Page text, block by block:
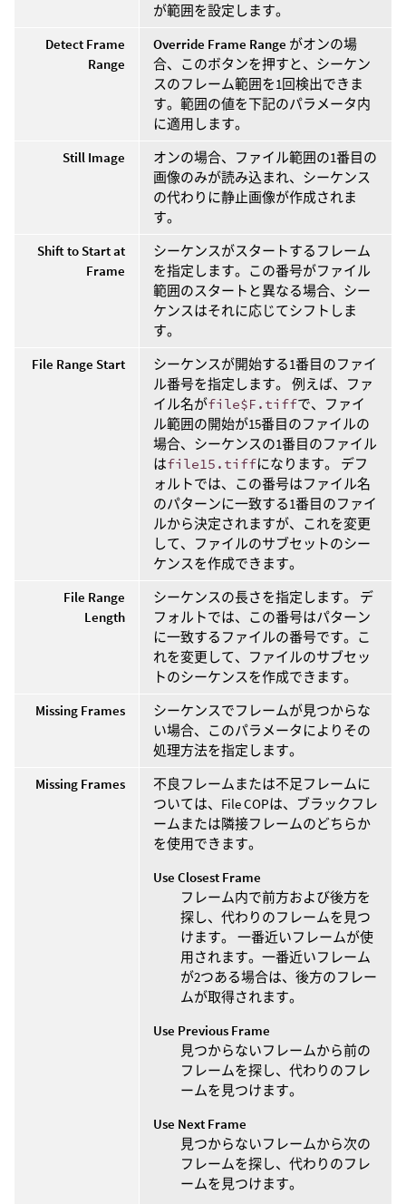
が範囲を設定します。
Detect Frame
Range
Override Frame Range がオンの場
合、このボタンを押すと、シーケン
スのフレーム範囲を1回検出できま
す。範囲の値を下記のパラメータ内
に適用します。
Still Image
オンの場合、ファイル範囲の1番目の
画像のみが読み込まれ、シーケンス
の代わりに静止画像が作成されま
す。
Shift to Start at
Frame
シーケンスがスタートするフレーム
を指定します。この番号がファイル
範囲のスタートと異なる場合、シー
ケンスはそれに応じてシフトしま
す。
File Range Start
シーケンスが開始する1番目のファイ
ル番号を指定します。 例えば、ファ
イル名がfile$F.tiffで、ファイ
ル範囲の開始が15番目のファイルの
場合、シーケンスの1番目のファイル
はfile15.tiffになります。 デフ
ォルトでは、この番号はファイル名
のパターンに一致する1番目のファイ
ルから決定されますが、これを変更
して、ファイルのサブセットのシー
ケンスを作成できます。
File Range
Length
シーケンスの長さを指定します。 デ
フォルトでは、この番号はパターン
に一致するファイルの番号です。こ
れを変更して、ファイルのサブセッ
トのシーケンスを作成できます。
Missing Frames
シーケンスでフレームが見つからな
い場合、このパラメータによりその
処理方法を指定します。
Missing Frames
不良フレームまたは不足フレームに
ついては、File COPは、ブラックフレ
ームまたは隣接フレームのどちらか
を使用できます。
Use Closest Frame
フレーム内で前方および後方を
探し、代わりのフレームを見つ
けます。 一番近いフレームが使
用されます。一番近いフレーム
が2つある場合は、後方のフレー
ムが取得されます。
Use Previous Frame
見つからないフレームから前の
フレームを探し、代わりのフレ
ームを見つけます。
Use Next Frame
見つからないフレームから次の
フレームを探し、代わりのフレ
ームを見つけます。